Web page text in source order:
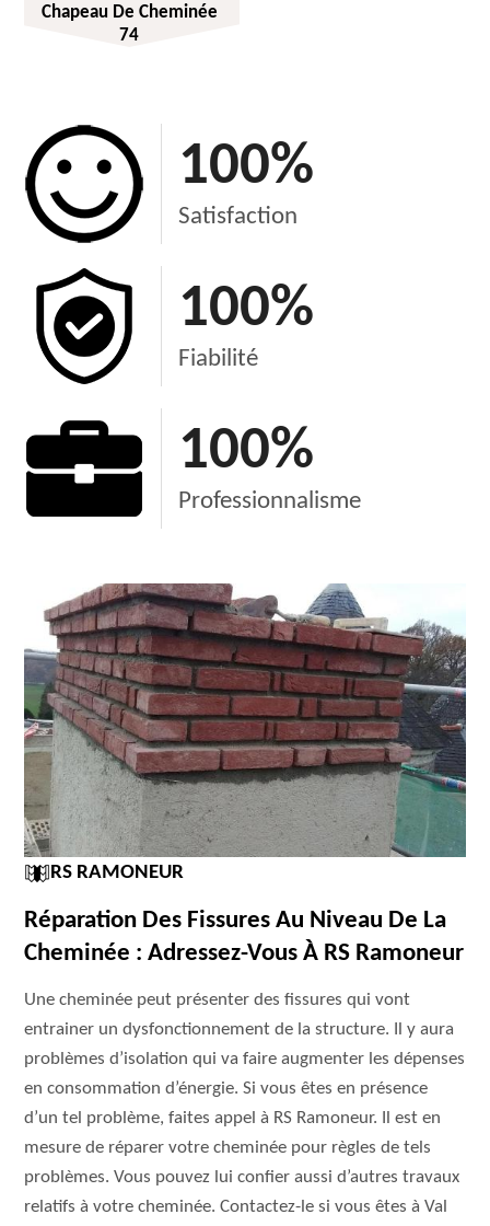
Chapeau De Cheminée
74
100%
Satisfaction
100%
Fiabilité
100%
Professionnalisme
RS RAMONEUR
Réparation Des Fissures Au Niveau De La
Cheminée : Adressez-Vous À RS Ramoneur
Une cheminée peut présenter des fissures qui vont
entrainer un dysfonctionnement de la structure. Il y aura
problèmes d’isolation qui va faire augmenter les dépenses
en consommation d’énergie. Si vous êtes en présence
d’un tel problème, faites appel à RS Ramoneur. Il est en
mesure de réparer votre cheminée pour règles de tels
problèmes. Vous pouvez lui confier aussi d’autres travaux
relatifs à votre cheminée. Contactez-le si vous êtes à Val